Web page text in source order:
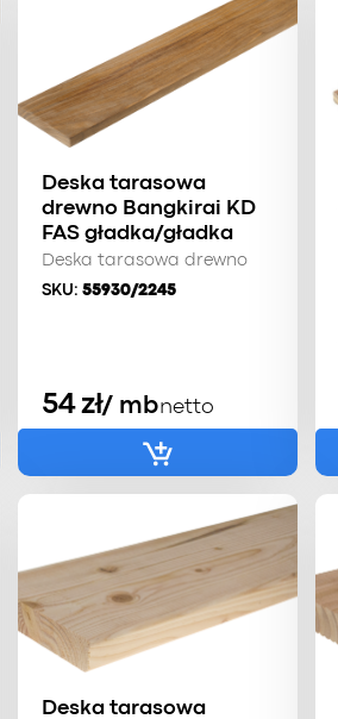
Deska tarasowa
drewno Bangkirai KD
FAS gładka/gładka
Deska tarasowa drewno
SKU: 55930/2245
54zł/ mbnetto
Deska tarasowa